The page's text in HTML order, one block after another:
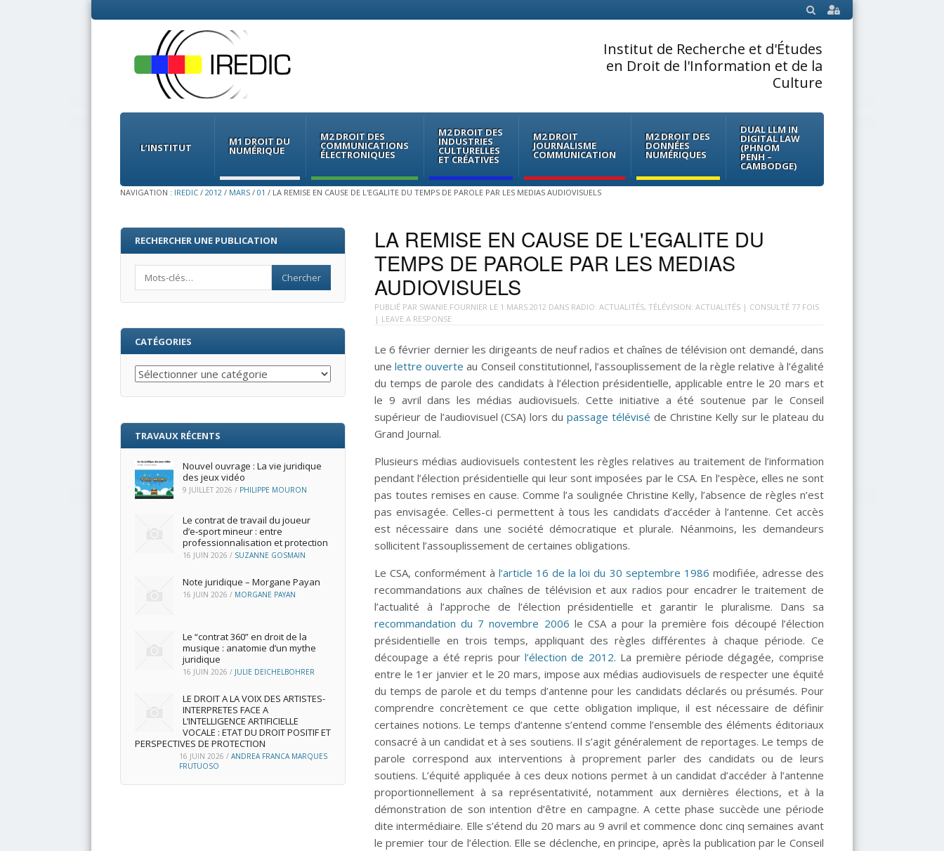
SEARCH
Institut de Recherche et d'Études
en Droit de l'Information et de la
Culture
Menu
Skip
contentL’INSTITUT M1 DROIT DU
NUMÉRIQUE
M2 DROIT DES
COMMUNICATIONS
ÉLECTRONIQUES
M2 DROIT DES
INDUSTRIES
CULTURELLES
ET CRÉATIVES
M2 DROIT
JOURNALISME
COMMUNICATION
M2 DROIT DES
DONNÉES
NUMÉRIQUES
DUAL LLM IN
DIGITAL LAW
(PHNOM
PENH –
CAMBODGE)
NAVIGATION : IREDIC / 2012 / MARS / 01 / LA REMISE EN CAUSE DE L'EGALITE DU TEMPS DE PAROLE PAR LES MEDIAS AUDIOVISUELS
LA REMISE EN CAUSE DE L'EGALITE DU
TEMPS DE PAROLE PAR LES MEDIAS
AUDIOVISUELS
PUBLIÉ PAR SWANIE.FOURNIER LE 1 MARS 2012 DANS RADIO: ACTUALITÉS, TÉLÉVISION: ACTUALITÉS| CONSULTÉ 77 FOIS
| LEAVE A RESPONSE
Le 6 février dernier les dirigeants de neuf radios et chaînes de télévision ont demandé, dans
unelettre ouverte au Conseil constitutionnel, l’assouplissement de la règle relative à l’égalité
du temps de parole des candidats à l’élection présidentielle, applicable entre le 20 mars et
le 9 avril dans les médias audiovisuels. Cette initiative a été soutenue par le Conseil
supérieur de l’audiovisuel (CSA) lors dupassage télévisé de Christine Kelly sur le plateau du
Grand Journal.
Plusieurs médias audiovisuels contestent les règles relatives au traitement de l’information
pendant l’élection présidentielle qui leur sont imposées par le CSA. En l’espèce, elles ne sont
pas toutes remises en cause. Comme l’a soulignée Christine Kelly, l’absence de règles n’est
pas envisagée. Celles-ci permettent à tous les candidats d’accéder à l’antenne. Cet accès
est nécessaire dans une société démocratique et plurale. Néanmoins, les demandeurs
sollicitent l’assouplissement de certaines obligations.
Le CSA, conformément àl’article 16 de la loi du 30 septembre 1986 modifiée, adresse des
recommandations aux chaînes de télévision et aux radios pour encadrer le traitement de
l’actualité à l’approche de l’élection présidentielle et garantir le pluralisme. Dans sa
recommandation du 7 novembre 2006 le CSA a pour la première fois découpé l’élection
présidentielle en trois temps, appliquant des règles différentes à chaque période. Ce
découpage a été repris pour l’élection de 2012. La première période dégagée, comprise
entre le 1er janvier et le 20 mars, impose aux médias audiovisuels de respecter une équité
du temps de parole et du temps d’antenne pour les candidats déclarés ou présumés. Pour
comprendre concrètement ce que cette obligation implique, il est nécessaire de définir
certaines notions. Le temps d’antenne s’entend comme l’ensemble des éléments éditoriaux
consacré à un candidat et à ses soutiens. Il s’agit généralement de reportages. Le temps de
parole correspond aux interventions à proprement parler des candidats ou de leurs
soutiens. L’équité appliquée à ces deux notions permet à un candidat d’accéder à l’antenne
proportionnellement à sa représentativité, notamment aux dernières élections, et à la
démonstration de son intention d’être en campagne. A cette phase succède une période
dite intermédiaire. Elle s’étend du 20 mars au 9 avril et commence donc cinq semaines avant
le premier tour de l’élection. Elle se déclenche, en principe, après la publication par le Conseil
RECHERCHER UNE PUBLICATION
CATÉGORIES
Catégories
TRAVAUX RÉCENTS
Nouvel ouvrage : La vie juridique
des jeux vidéo
9 JUILLET 2026 / PHILIPPE MOURON
Le contrat de travail du joueur
d’e‑sport mineur : entre
professionnalisation et protection
16 JUIN 2026 / SUZANNE GOSMAIN
Note juridique – Morgane Payan
16 JUIN 2026 / MORGANE PAYAN
Le “contrat 360” en droit de la
musique : anatomie d’un mythe
juridique
16 JUIN 2026 / JULIE DEICHELBOHRER
LE DROIT A LA VOIX DES ARTISTES-
INTERPRETES FACE A
L’INTELLIGENCE ARTIFICIELLE
VOCALE : ETAT DU DROIT POSITIF ET
PERSPECTIVES DE PROTECTION
16 JUIN 2026 / ANDREA FRANCA MARQUES
FRUTUOSO